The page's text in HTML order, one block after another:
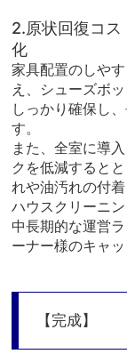
2.原状回復コス
化
家具配置のしや
え、シューズボ
しっかり確保し
す。
また、全室に導
クを低減すると
れや油汚れの付着
ハウスクリーニ
中長期的な運営
ーナー様のキャ
【完成】